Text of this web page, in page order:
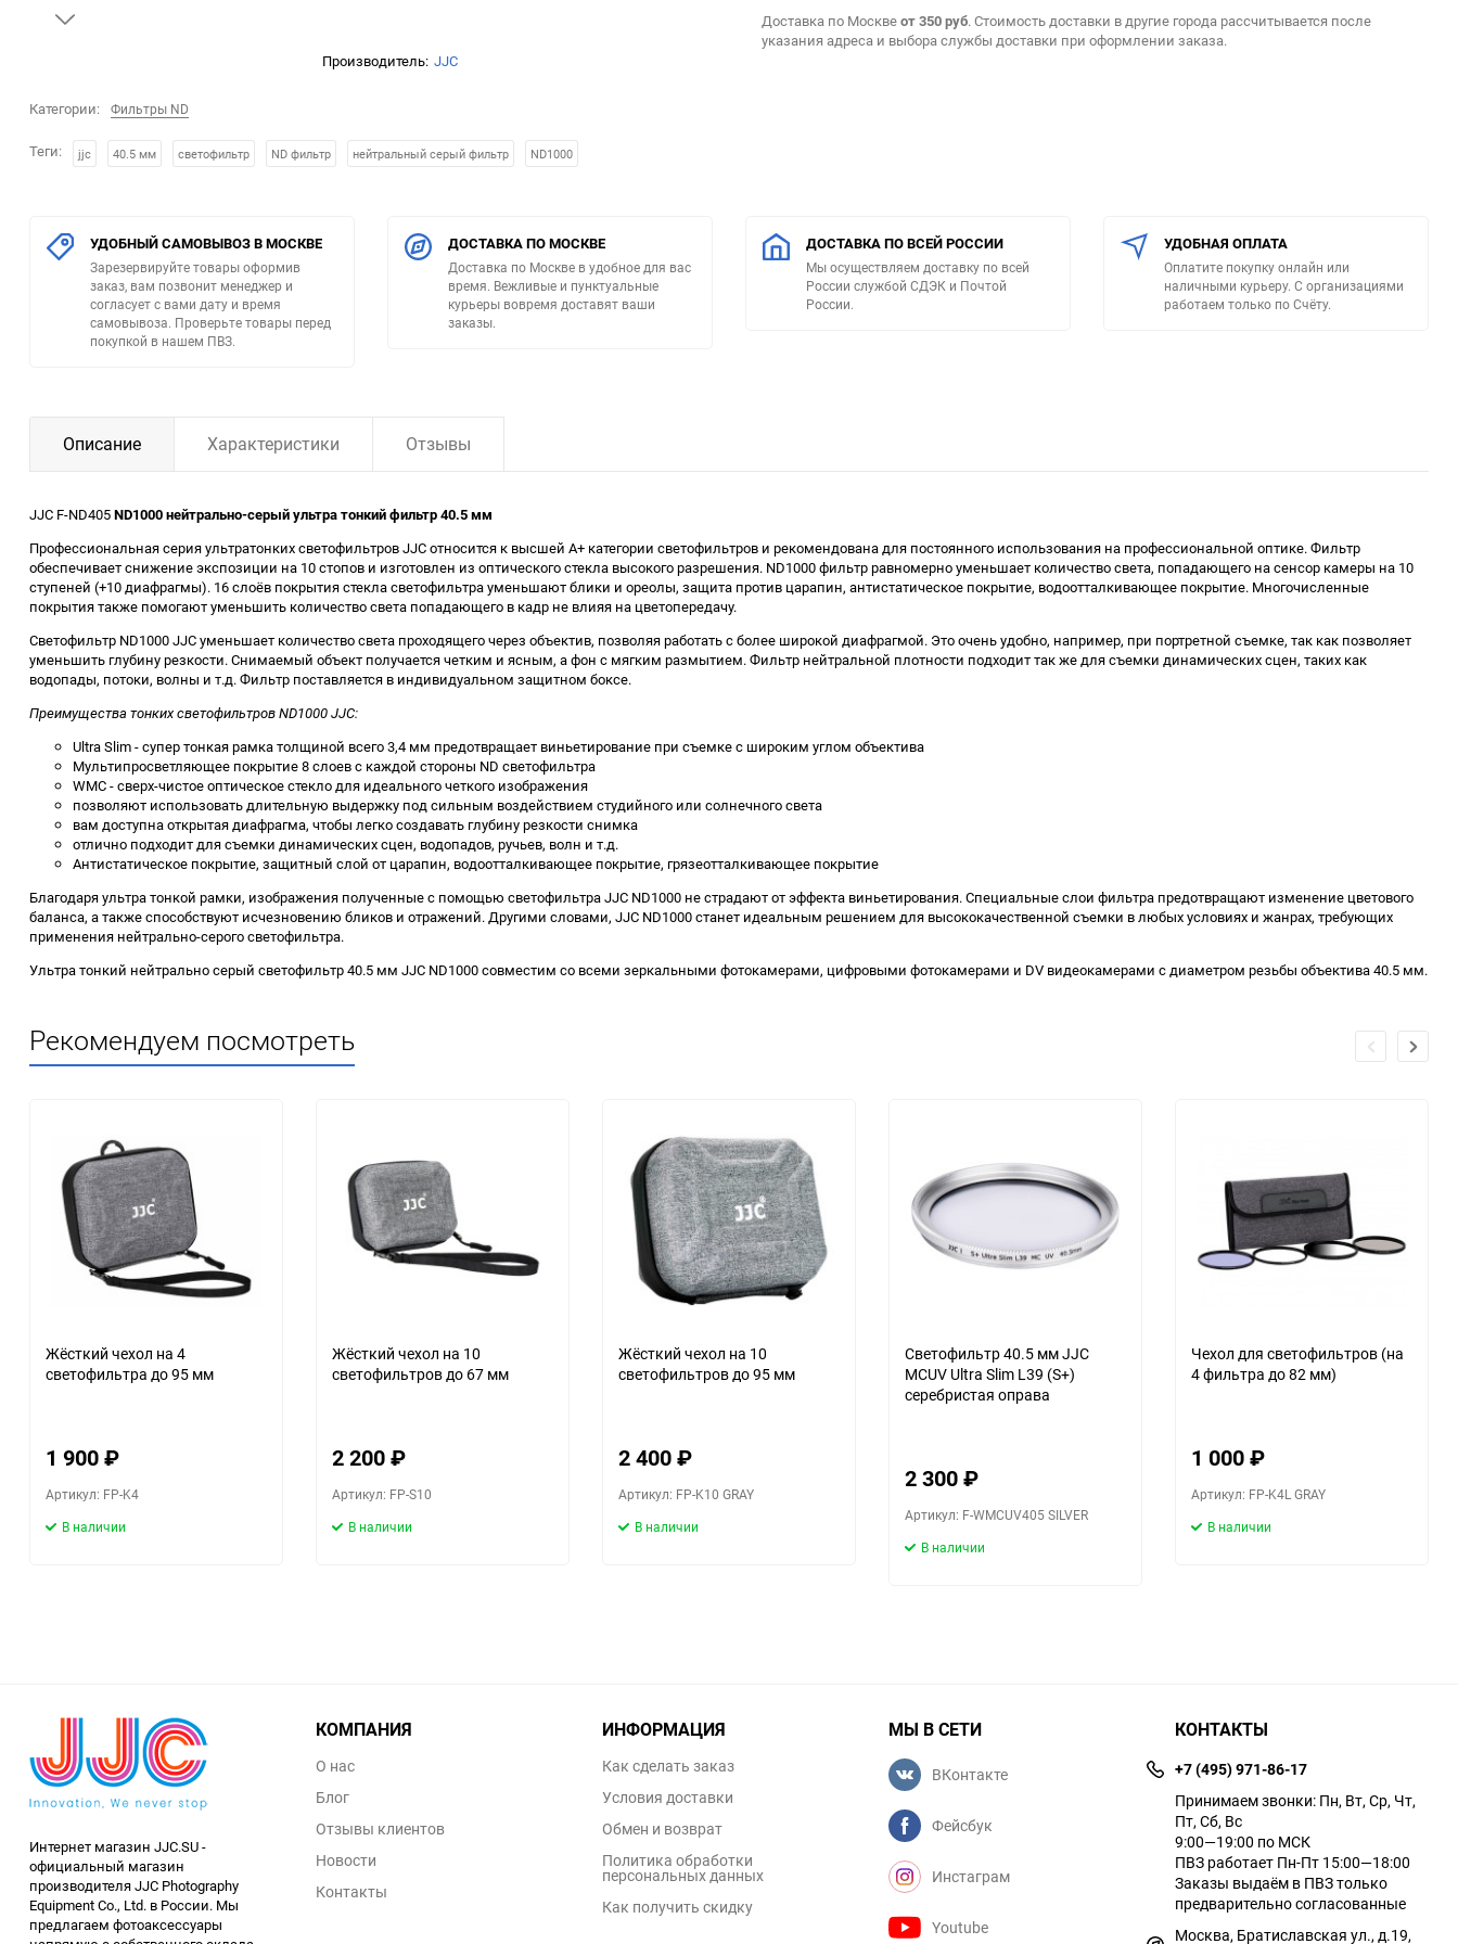
для видеокамер
Оптические насадки
Квадратные P фильтры
Наглазники
Чехлы для светофильтров
Производитель: JJC
Категории: Фильтры ND
Теги: jjc 40.5 мм светофильтр ND фильтр нейтральный серый фильтр ND1000
Доставка по Москвеот 350 руб. Стоимость доставки в другие города рассчитывается после
указания адреса и выбора службы доставки при оформлении заказа.
УДОБНЫЙ САМОВЫВОЗ В МОСКВЕ
Зарезервируйте товары оформив
заказ, вам позвонит менеджер и
согласует с вами дату и время
самовывоза. Проверьте товары перед
покупкой в нашем ПВЗ.
ДОСТАВКА ПО МОСКВЕ
Доставка по Москве в удобное для вас
время. Вежливые и пунктуальные
курьеры вовремя доставят ваши
заказы.
ДОСТАВКА ПО ВСЕЙ РОССИИ
Мы осуществляем доставку по всей
России службой СДЭК и Почтой
России.
УДОБНАЯ ОПЛАТА
Оплатите покупку онлайн или
наличными курьеру. С организациями
работаем только по Счёту.
Описание Характеристики Отзывы
JJC F-ND405ND1000 нейтрально-серый ультра тонкий фильтр 40.5 мм
Профессиональная серия ультратонких светофильтров JJC относится к высшей A+ категории светофильтров и рекомендована для постоянного использования на профессиональной оптике. Фильтр
обеспечивает снижение экспозиции на 10 стопов и изготовлен из оптического стекла высокого разрешения. ND1000 фильтр равномерно уменьшает количество света, попадающего на сенсор камеры на 10
ступеней (+10 диафрагмы). 16 слоёв покрытия стекла светофильтра уменьшают блики и ореолы, защита против царапин, антистатическое покрытие, водоотталкивающее покрытие. Многочисленные
покрытия также помогают уменьшить количество света попадающего в кадр не влияя на цветопередачу.
Светофильтр ND1000 JJC уменьшает количество света проходящего через объектив, позволяя работать с более широкой диафрагмой. Это очень удобно, например, при портретной съемке, так как позволяет
уменьшить глубину резкости. Снимаемый объект получается четким и ясным, а фон с мягким размытием. Фильтр нейтральной плотности подходит так же для съемки динамических сцен, таких как
водопады, потоки, волны и т.д. Фильтр поставляется в индивидуальном защитном боксе.
Преимущества тонких светофильтров ND1000 JJC:
Ultra Slim - cупер тонкая рамка толщиной всего 3,4 мм предотвращает виньетирование при съемке с широким углом объектива
Мультипросветляющее покрытие 8 слоев с каждой стороны ND светофильтра
WMC - сверх-чистое оптическое стекло для идеального четкого изображения
позволяют использовать длительную выдержку под сильным воздействием студийного или солнечного света
вам доступна открытая диафрагма, чтобы легко создавать глубину резкости снимка
отлично подходит для съемки динамических сцен, водопадов, ручьев, волн и т.д.
Антистатическое покрытие, защитный слой от царапин, водоотталкивающее покрытие, грязеотталкивающее покрытие
Благодаря ультра тонкой рамки, изображения полученные с помощью светофильтра JJC ND1000 не страдают от эффекта виньетирования. Специальные слои фильтра предотвращают изменение цветового
баланса, а также способствуют исчезновению бликов и отражений. Другими словами, JJC ND1000 станет идеальным решением для высококачественной съемки в любых условиях и жанрах, требующих
применения нейтрально-серого светофильтра.
Ультра тонкий нейтрально серый светофильтр 40.5 мм JJC ND1000 совместим со всеми зеркальными фотокамерами, цифровыми фотокамерами и DV видеокамерами с диаметром резьбы объектива 40.5 мм.
Рекомендуем посмотреть
Жёсткий чехол на 4
светофильтра до 95 мм
1 900₽
Артикул: FP-K4
В наличии
Жёсткий чехол на 10
светофильтров до 67 мм
2 200₽
Артикул: FP-S10
В наличии
Жёсткий чехол на 10
светофильтров до 95 мм
2 400₽
Артикул: FP-K10 GRAY
В наличии
Светофильтр 40.5 мм JJC
MCUV Ultra Slim L39 (S+)
серебристая оправа
2 300₽
Артикул: F-WMCUV405 SILVER
В наличии
Чехол для светофильтров (на
4 фильтра до 82 мм)
1 000₽
Артикул: FP-K4L GRAY
В наличии
Интернет магазин JJC.SU -
официальный магазин
производителя JJC Photography
Equipment Co., Ltd. в России. Мы
предлагаем фотоаксессуары
КОМПАНИЯ
О нас
Блог
Отзывы клиентов
Новости
Контакты
ИНФОРМАЦИЯ
Как сделать заказ
Условия доставки
Обмен и возврат
Политика обработки
персональных данных
Как получить скидку
МЫ В СЕТИ
ВКонтакте
Фейсбук
Инстаграм
Youtube
КОНТАКТЫ
+7 (495) 971-86-17
Принимаем звонки: Пн, Вт, Ср, Чт,
Пт, Сб, Вс
9:00—19:00 по МСК
ПВЗ работает Пн-Пт 15:00—18:00
Заказы выдаём в ПВЗ только
предварительно согласованные
Москва, Братиславская ул., д.19,